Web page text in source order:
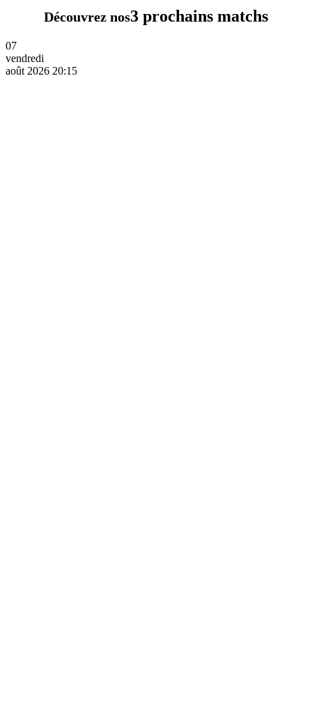
Découvrez nos3 prochains matchs
07
vendredi
août 2026 20:15